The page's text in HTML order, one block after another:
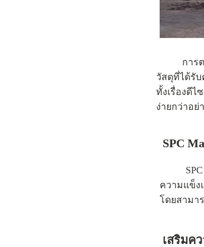
การตกแ
วัสดุที่ได้รั
ทั้งเรื่องดีไ
ง่ายกว่าอย่
SPC
SPC
ความแข็ง
โดยสามา
เสริมค